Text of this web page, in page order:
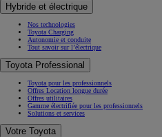
Hybride et électrique
Nos technologies
Toyota Charging
Autonomie et conduite
Tout savoir sur l’électrique
Toyota Professional
Toyota pour les professionnels
Offres Location longue durée
Offres utilitaires
Gamme électrifiée pour les professionnels
Solutions et services
Votre Toyota